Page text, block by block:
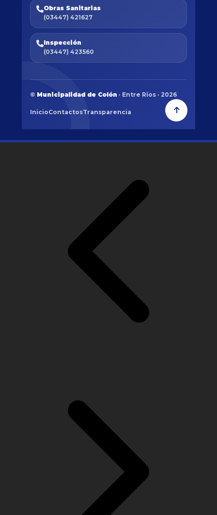
Obras Sanitarias
(03447) 421627
Inspección
(03447) 423560
© Municipalidad de Colón · Entre Ríos · 2026
InicioContactosTransparencia